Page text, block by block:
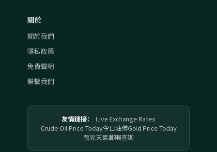
關於
關於我們
隱私政策
免責聲明
聯繫我們
友情鏈接：
Live Exchange Rates
Crude Oil Price Today今日油價Gold Price Today
預見天氣郵編查詢